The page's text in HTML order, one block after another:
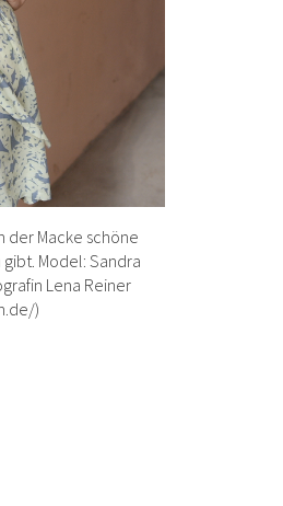
der Macke schöne
Model: Sandra
Lena Reiner
)